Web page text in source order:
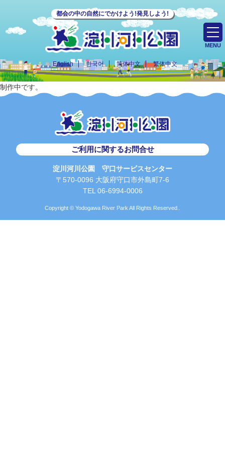
都会の中の自然にでかけよう!発見しよう!
English 한국어 简体中文 繁体中文
MENU
制作中です。
ご利用に関するお問合せ
淀川河川公園 守口サービスセンター
〒570-0096 大阪府守口市外島町7-6
TEL 06-6994-0006
Copyright © Yodogawa River Park All Rights Reserved..